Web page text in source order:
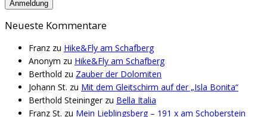
Neueste Kommentare
Franz zu Hike&Fly am Schafberg
Anonym zu Hike&Fly am Schafberg
Berthold zu Zauber der Dolomiten
Johann St. zu Mit dem Gleitschirm auf der „Isla Bonita“
Berthold Steiningerzu Bella Italia
Franz St. zu Mein Lieblingsberg – 191 x am Schoberstein